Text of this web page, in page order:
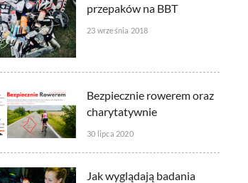
przepaków na BBT
23 września 2018
Bezpiecznie rowerem oraz
charytatywnie
30 lipca 2020
Jak wyglądają badania